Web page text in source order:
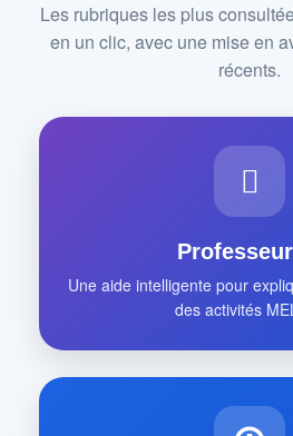
Les rubriques les plus
en un clic, avec une mise en
récents.
Une aide intelligente pour
des activités